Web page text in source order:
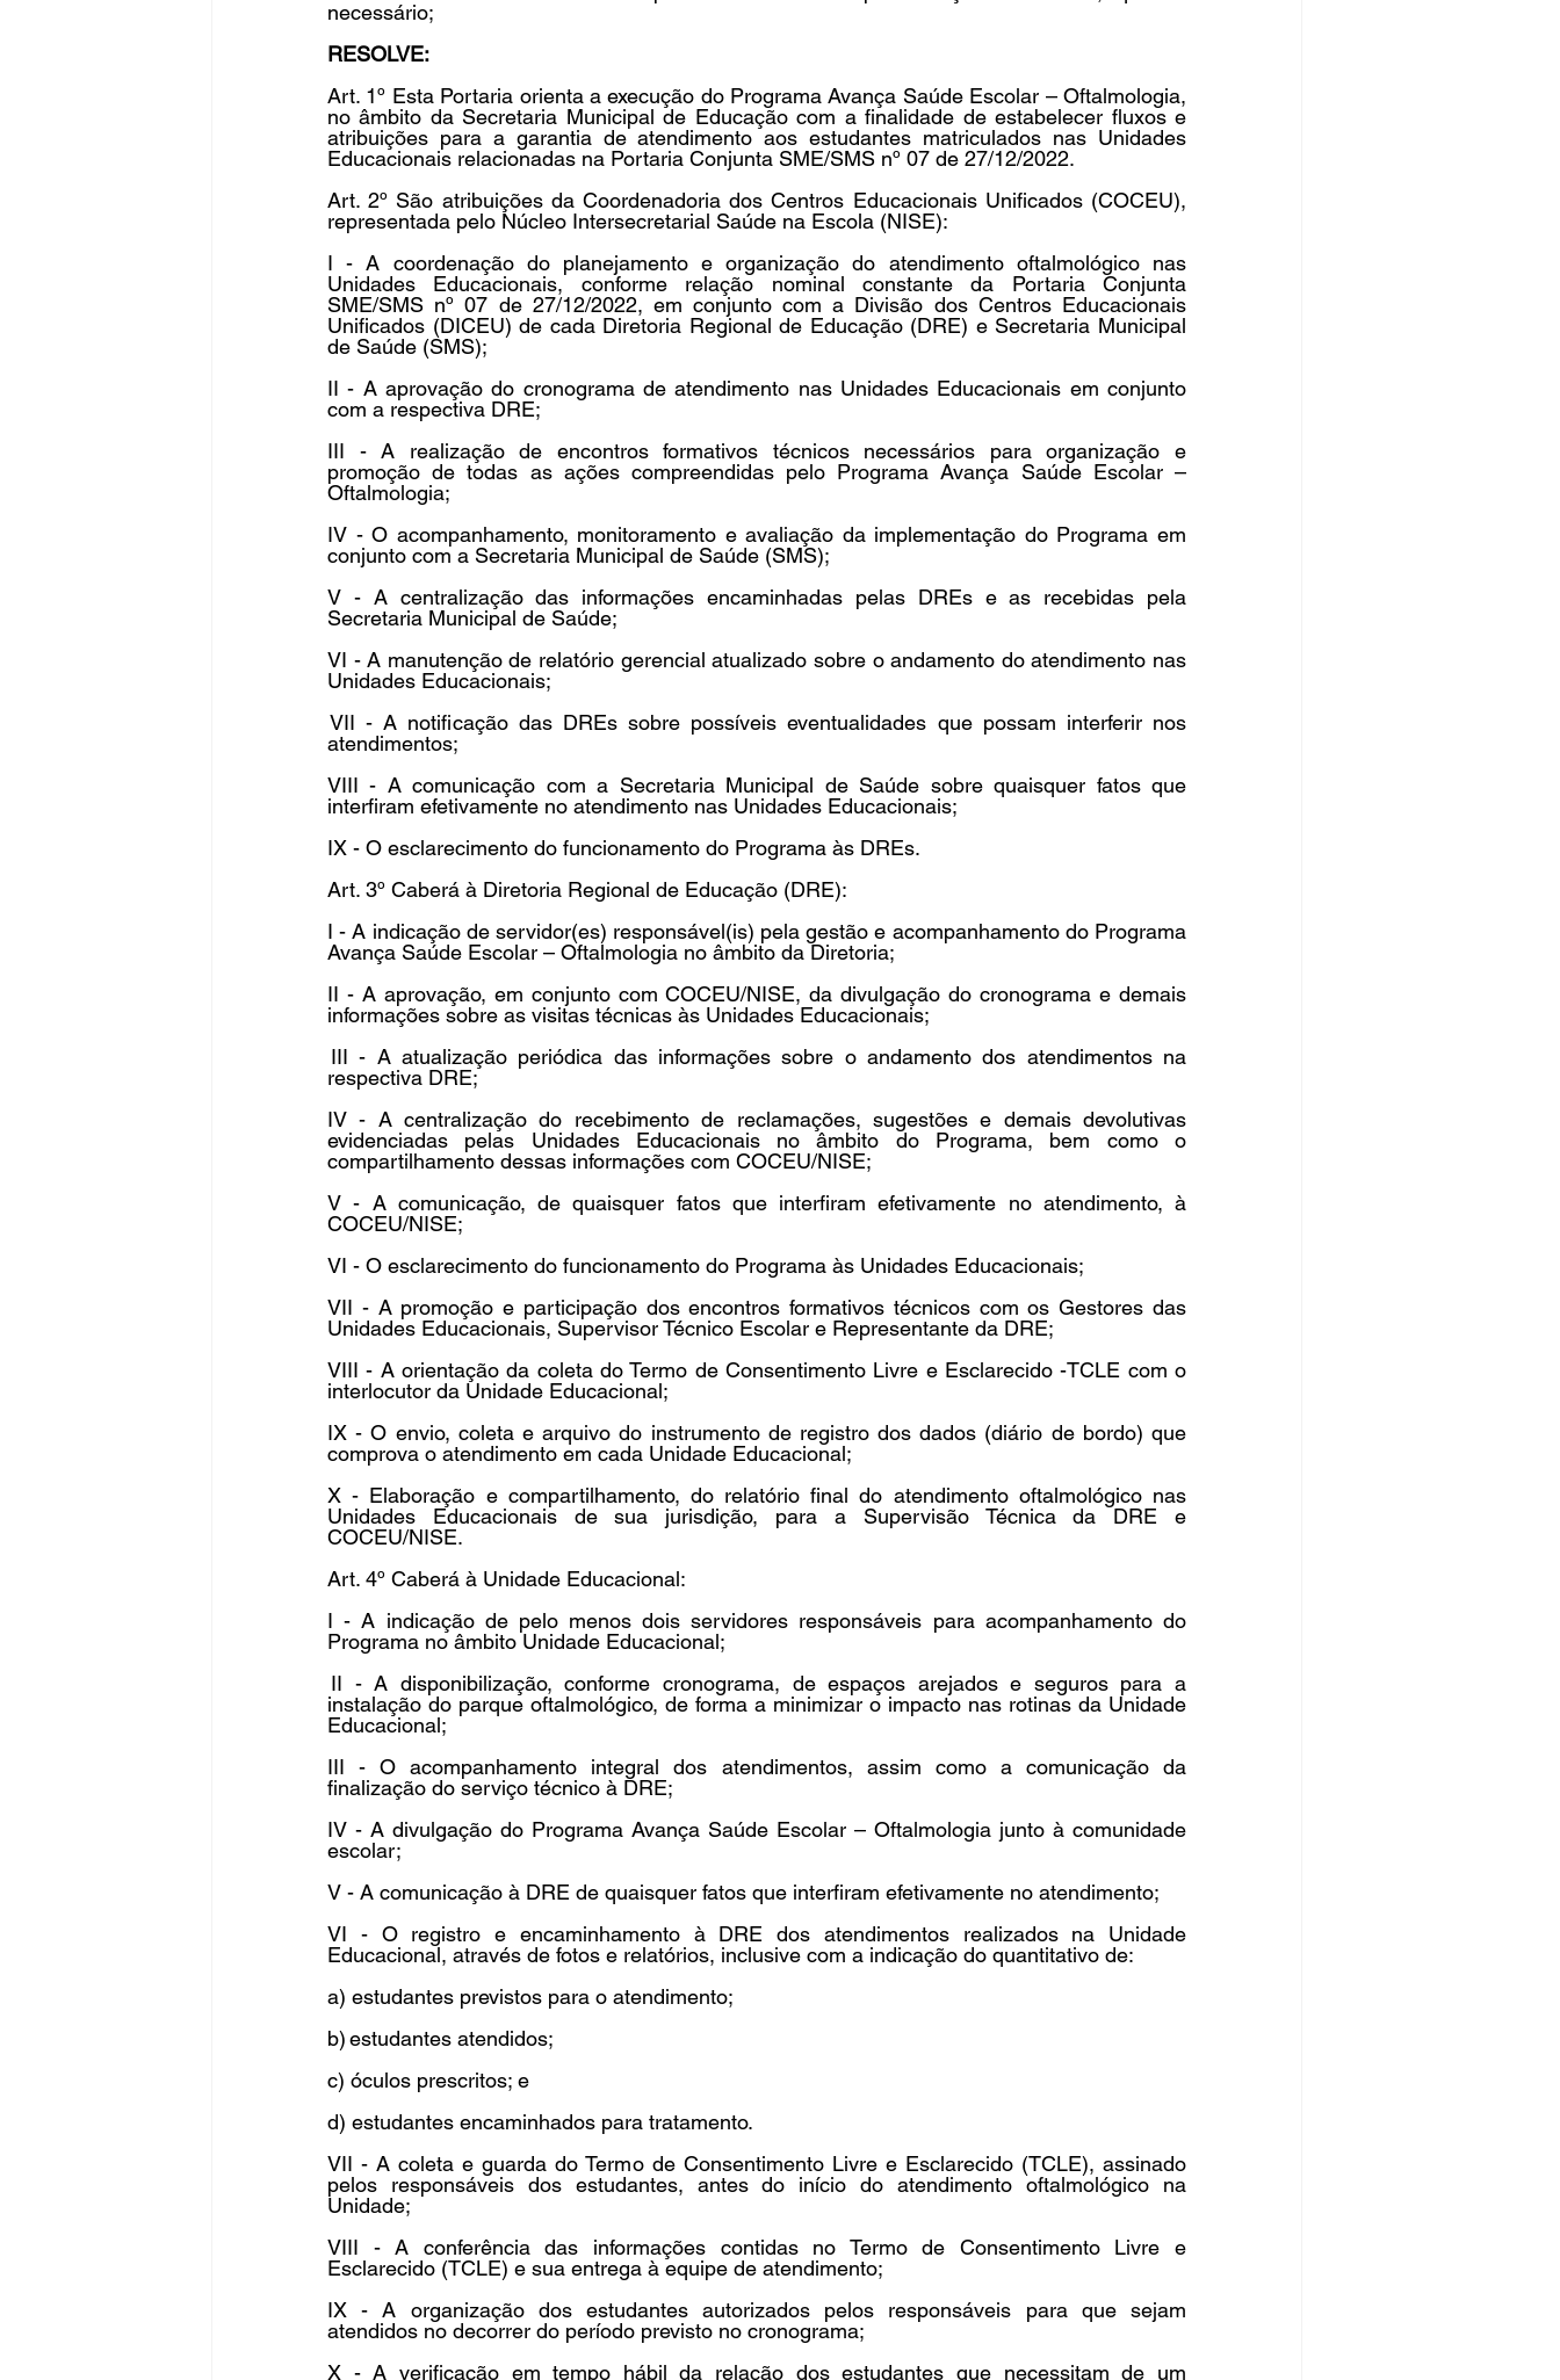
necessário;
RESOLVE:
Art. 1º Esta Portaria orienta a execução do Programa Avança Saúde Escolar – Oftalmologia,
no âmbito da Secretaria Municipal de Educação com a finalidade de estabelecer fluxos e
atribuições para a garantia de atendimento aos estudantes matriculados nas Unidades
Educacionais relacionadas na Portaria Conjunta SME/SMS nº 07 de 27/12/2022.
Art. 2º São atribuições da Coordenadoria dos Centros Educacionais Unificados (COCEU),
representada pelo Núcleo Intersecretarial Saúde na Escola (NISE):
I - A coordenação do planejamento e organização do atendimento oftalmológico nas
Unidades Educacionais, conforme relação nominal constante da Portaria Conjunta
SME/SMS nº 07 de 27/12/2022, em conjunto com a Divisão dos Centros Educacionais
Unificados (DICEU) de cada Diretoria Regional de Educação (DRE) e Secretaria Municipal
de Saúde (SMS);
II - A aprovação do cronograma de atendimento nas Unidades Educacionais em conjunto
com a respectiva DRE;
III - A realização de encontros formativos técnicos necessários para organização e
promoção de todas as ações compreendidas pelo Programa Avança Saúde Escolar –
Oftalmologia;
IV - O acompanhamento, monitoramento e avaliação da implementação do Programa em
conjunto com a Secretaria Municipal de Saúde (SMS);
V - A centralização das informações encaminhadas pelas DREs e as recebidas pela
Secretaria Municipal de Saúde;
VI - A manutenção de relatório gerencial atualizado sobre o andamento do atendimento nas
Unidades Educacionais;
VII - A notificação das DREs sobre possíveis eventualidades que possam interferir nos
atendimentos;
VIII - A comunicação com a Secretaria Municipal de Saúde sobre quaisquer fatos que
interfiram efetivamente no atendimento nas Unidades Educacionais;
IX - O esclarecimento do funcionamento do Programa às DREs.
Art. 3º Caberá à Diretoria Regional de Educação (DRE):
I - A indicação de servidor(es) responsável(is) pela gestão e acompanhamento do Programa
Avança Saúde Escolar – Oftalmologia no âmbito da Diretoria;
II - A aprovação, em conjunto com COCEU/NISE, da divulgação do cronograma e demais
informações sobre as visitas técnicas às Unidades Educacionais;
III - A atualização periódica das informações sobre o andamento dos atendimentos na
respectiva DRE;
IV - A centralização do recebimento de reclamações, sugestões e demais devolutivas
evidenciadas pelas Unidades Educacionais no âmbito do Programa, bem como o
compartilhamento dessas informações com COCEU/NISE;
V - A comunicação, de quaisquer fatos que interfiram efetivamente no atendimento, à
COCEU/NISE;
VI - O esclarecimento do funcionamento do Programa às Unidades Educacionais;
VII - A promoção e participação dos encontros formativos técnicos com os Gestores das
Unidades Educacionais, Supervisor Técnico Escolar e Representante da DRE;
VIII - A orientação da coleta do Termo de Consentimento Livre e Esclarecido -TCLE com o
interlocutor da Unidade Educacional;
IX - O envio, coleta e arquivo do instrumento de registro dos dados (diário de bordo) que
comprova o atendimento em cada Unidade Educacional;
X - Elaboração e compartilhamento, do relatório final do atendimento oftalmológico nas
Unidades Educacionais de sua jurisdição, para a Supervisão Técnica da DRE e
COCEU/NISE.
Art. 4º Caberá à Unidade Educacional:
I - A indicação de pelo menos dois servidores responsáveis para acompanhamento do
Programa no âmbito Unidade Educacional;
II - A disponibilização, conforme cronograma, de espaços arejados e seguros para a
instalação do parque oftalmológico, de forma a minimizar o impacto nas rotinas da Unidade
Educacional;
III - O acompanhamento integral dos atendimentos, assim como a comunicação da
finalização do serviço técnico à DRE;
IV - A divulgação do Programa Avança Saúde Escolar – Oftalmologia junto à comunidade
escolar;
V - A comunicação à DRE de quaisquer fatos que interfiram efetivamente no atendimento;
VI - O registro e encaminhamento à DRE dos atendimentos realizados na Unidade
Educacional, através de fotos e relatórios, inclusive com a indicação do quantitativo de:
a) estudantes previstos para o atendimento;
b) estudantes atendidos;
c) óculos prescritos; e
d) estudantes encaminhados para tratamento.
VII - A coleta e guarda do Termo de Consentimento Livre e Esclarecido (TCLE), assinado
pelos responsáveis dos estudantes, antes do início do atendimento oftalmológico na
Unidade;
VIII - A conferência das informações contidas no Termo de Consentimento Livre e
Esclarecido (TCLE) e sua entrega à equipe de atendimento;
IX - A organização dos estudantes autorizados pelos responsáveis para que sejam
atendidos no decorrer do período previsto no cronograma;
X - A verificação em tempo hábil da relação dos estudantes que necessitam de um